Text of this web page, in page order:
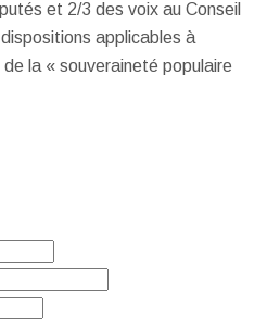
et 2/3 des voix au Conseil
applicables à
la « souveraineté populaire